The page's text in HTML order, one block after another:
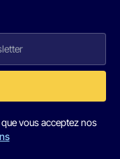
vous acceptez nos